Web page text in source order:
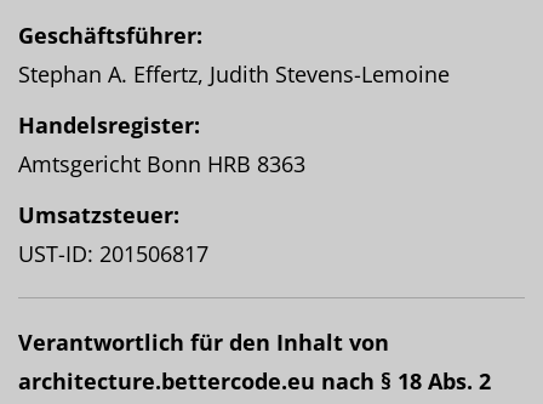
Geschäftsführer:
Stephan A. Effertz, Judith Stevens-Lemoine
Handelsregister:
Amtsgericht Bonn HRB 8363
Umsatzsteuer:
UST-ID: 201506817
Verantwortlich für den Inhalt von
architecture.bettercode.eu nach § 18 Abs. 2